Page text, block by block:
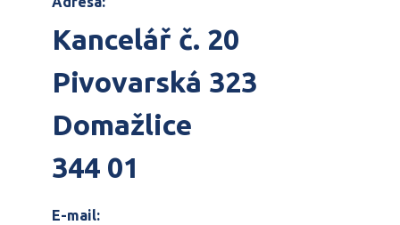
Kancelář č. 20
Pivovarská 323
Domažlice
344 01
E-mail: